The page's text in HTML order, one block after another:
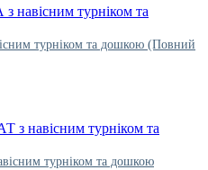
турніком та дошкою (Повний
турніком та дошкою